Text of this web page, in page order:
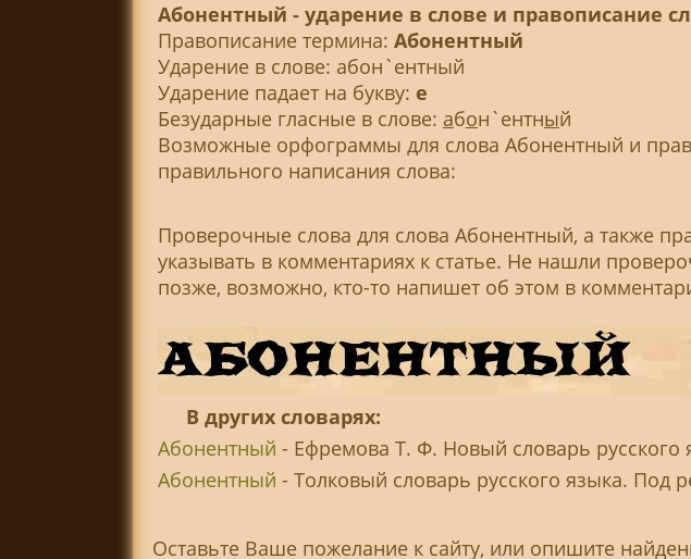
Абонентный - ударение в слове и правописание
Правописание термина: Абонентный
Ударение в слове: абон`ентный
Ударение падает на букву: е
Безударные гласные в слове: абон`ентный
Возможные орфограммы для слова Абонентный и
правильного написания слова:
Проверочные слова для слова Абонентный, а также
указывать в комментариях к статье. Не нашли
позже, возможно, кто-то напишет об этом в
В других словарях:
Абонентный - Ефремова Т. Ф. Новый словарь русского
Абонентный - Толковый словарь русского языка. Под
Оставьте Ваше пожелание к сайту, или опишите